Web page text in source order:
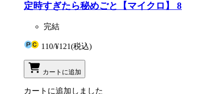
定時すぎたら秘めごと【マイクロ】 8
完結
110/¥121(税込)
カートに追加
カートに追加しました